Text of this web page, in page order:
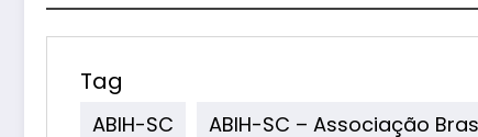
Tag
ABIH-SC ABIH-SC – Associação